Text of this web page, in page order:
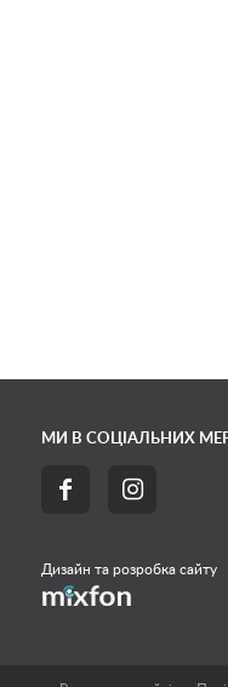
МИ В СОЦІАЛЬНИХ
 
Дизайн та розробка сайту